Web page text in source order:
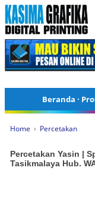
Beranda ·
Home › Percetakan
Percetakan Yasin |
Tasikmalaya Hub.